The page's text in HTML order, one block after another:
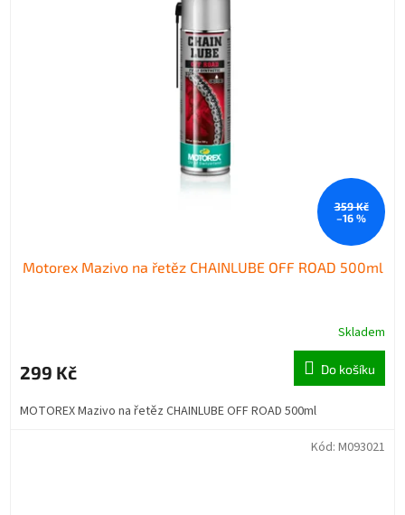
359 Kč
–16 %
Motorex Mazivo na řetěz CHAINLUBE OFF ROAD 500ml
Skladem
299 Kč Do košíku
MOTOREX Mazivo na řetěz CHAINLUBE OFF ROAD 500ml
Kód: M093021